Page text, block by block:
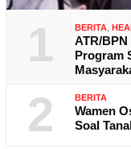
1 BERITA,
ATR/
Program
2 BERITA
Wamen
Soal